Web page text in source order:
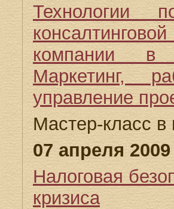
Технологии
компании в
Маркетинг,
управление
Мастер-класс в
07 апреля 2009
Налоговая
кризиса